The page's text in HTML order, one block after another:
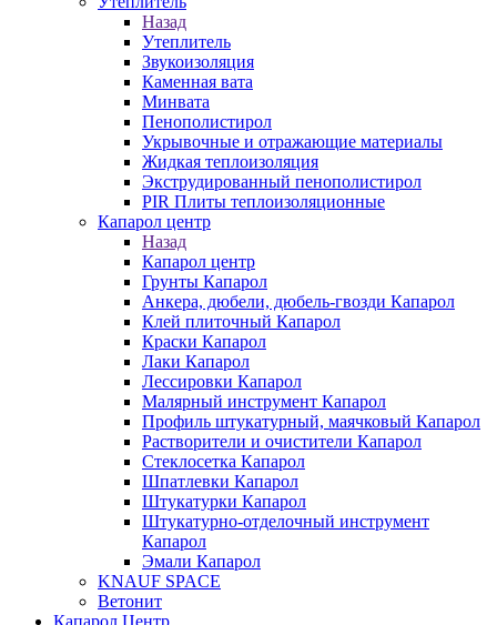
Назад
Утеплитель
Звукоизоляция
Каменная вата
Минвата
Пенополистирол
Укрывочные и отражающие материалы
Жидкая теплоизоляция
Экструдированный пенополистирол
PIR Плиты теплоизоляционные
Капарол центр
Назад
Капарол центр
Грунты Капарол
Анкера, дюбели, дюбель-гвозди Капарол
Клей плиточный Капарол
Краски Капарол
Лаки Капарол
Лессировки Капарол
Малярный инструмент Капарол
Профиль штукатурный, маячковый Капарол
Растворители и очистители Капарол
Cтеклосетка Капарол
Шпатлевки Капарол
Штукатурки Капарол
Штукатурно-отделочный инструмент
Капарол
Эмали Капарол
KNAUF SPACE
Ветонит
Капарол Центр